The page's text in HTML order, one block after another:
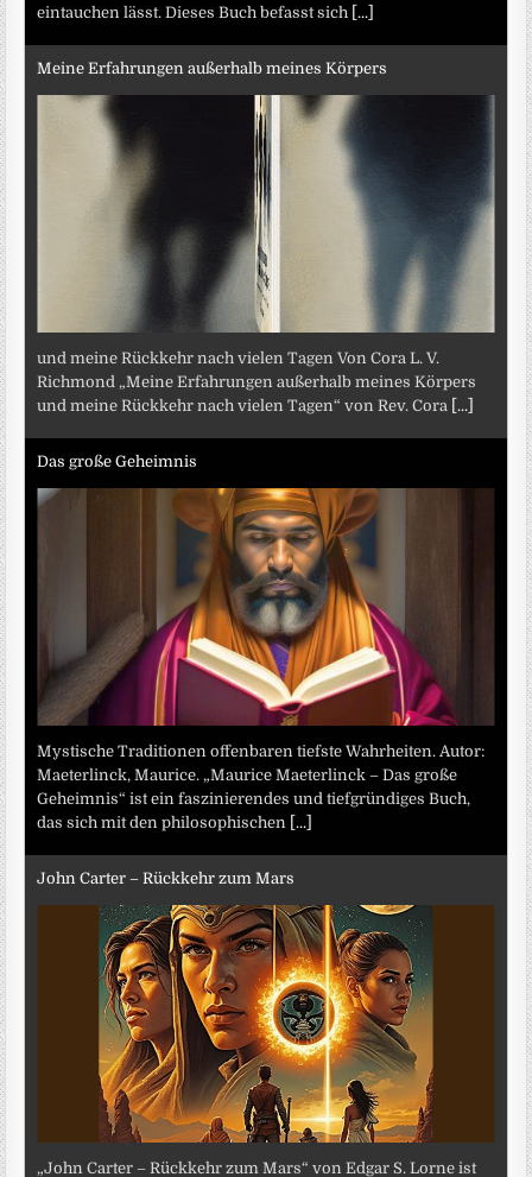
eintauchen lässt. Dieses Buch befasst sich [...]
Meine Erfahrungen außerhalb meines Körpers
und meine Rückkehr nach vielen Tagen Von Cora L. V.
Richmond „Meine Erfahrungen außerhalb meines Körpers
und meine Rückkehr nach vielen Tagen“ von Rev. Cora [...]
Das große Geheimnis
Mystische Traditionen offenbaren tiefste Wahrheiten. Autor:
Maeterlinck, Maurice. „Maurice Maeterlinck – Das große
Geheimnis“ ist ein faszinierendes und tiefgründiges Buch,
das sich mit den philosophischen [...]
John Carter – Rückkehr zum Mars
„John Carter – Rückkehr zum Mars“ von Edgar S. Lorne ist